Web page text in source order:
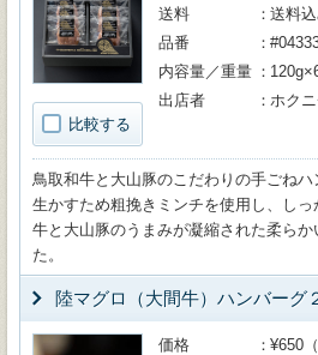
比較する
送料
送料
品番
内容量／重量
出店者
ホクニ
鳥取和牛と大山豚のこだわりの手ごね
生かすため粗挽きミンチを使用し、し
牛と大山豚のうまみが凝縮された柔ら
た。
陸マグロ（大間牛）ハンバーグ
価格
¥650